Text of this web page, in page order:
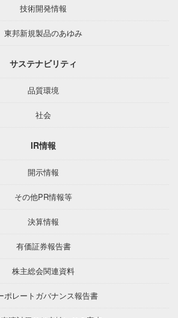
技術開発情報
東邦新規製品のあゆみ
サステナビリティ
品質環境
社会
IR情報
開示情報
その他PR情報等
決算情報
有価証券報告書
株主総会関連資料
ポレートガバナンス報告書